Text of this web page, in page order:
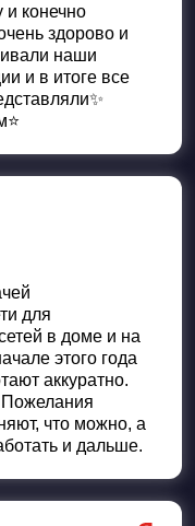
и конечно
здорово и
наши
и в итоге все
для
в доме и на
этого года
аккуратно.
что можно, а
и дальше.